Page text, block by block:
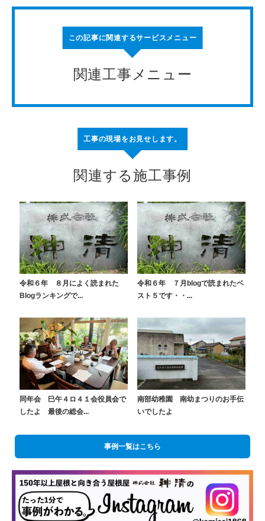
この記事に関連するサービスメニュー
関連工事メニュー
工事の現場をお見せします。
関連する施工事例
令和６年 ８月によく読まれた
Blogランキングで...
令和６年 ７月blogで読まれたベ
スト５です・・...
同年会 巳午４ロ４１会役員会で
したよ 最後の総会...
南部幼稚園 南幼まつりのお手伝
いでしたよ
事例一覧はこちら